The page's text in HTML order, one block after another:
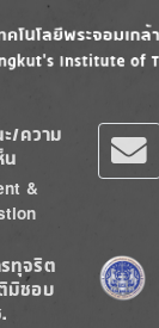
/ความ
น
&
ทุจริต
มิชอบ
Image